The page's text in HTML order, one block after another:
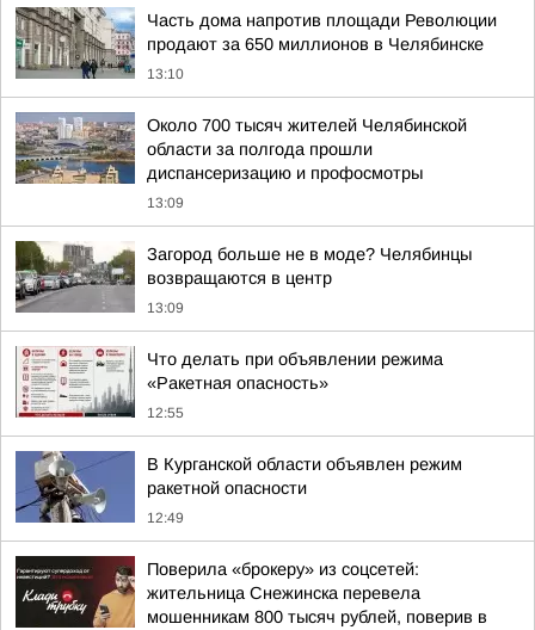
Часть дома напротив площади Революции
продают за 650 миллионов в Челябинске
13:10
Около 700 тысяч жителей Челябинской
области за полгода прошли
диспансеризацию и профосмотры
13:09
Загород больше не в моде? Челябинцы
возвращаются в центр
13:09
Что делать при объявлении режима
«Ракетная опасность»
12:55
В Курганской области объявлен режим
ракетной опасности
12:49
Поверила «брокеру» из соцсетей:
жительница Снежинска перевела
мошенникам 800 тысяч рублей, поверив в